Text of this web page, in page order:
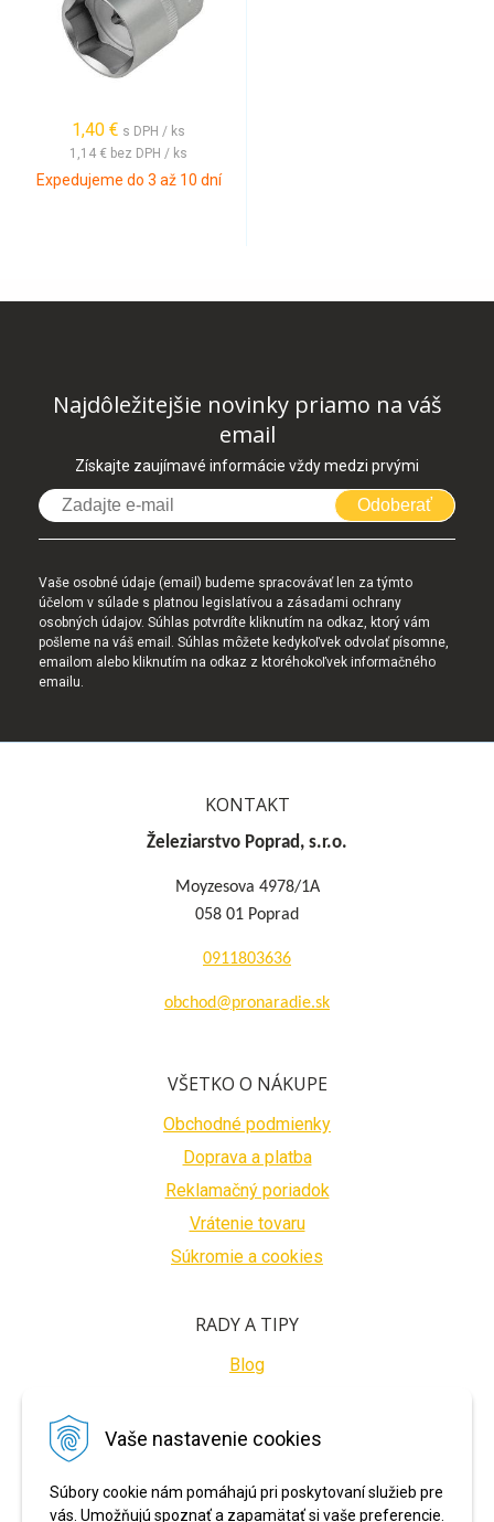
Vaše nastavenie cookies
Súbory cookie nám pomáhajú pri poskytovaní služieb pre
vás. Umožňujú spoznať a zapamätať si vaše preferencie.
1,40 € s DPH / ks
1,14 € bez DPH / ks
Expedujeme do 3 až 10 dní
Najdôležitejšie novinky priamo na váš
email
Získajte zaujímavé informácie vždy medzi prvými
Odoberať
Vaše osobné údaje (email) budeme spracovávať len za týmto
účelom v súlade s platnou legislatívou a zásadami ochrany
osobných údajov. Súhlas potvrdíte kliknutím na odkaz, ktorý vám
pošleme na váš email. Súhlas môžete kedykoľvek odvolať písomne,
emailom alebo kliknutím na odkaz z ktoréhokoľvek informačného
emailu.
KONTAKT
Železiarstvo Poprad, s.r.o.
Moyzesova 4978/1A
058 01 Poprad
0911803636
obchod@pronaradie.sk
VŠETKO O NÁKUPE
Obchodné podmienky
Doprava a platba
Reklamačný poriadok
Vrátenie tovaru
Súkromie a cookies
RADY A TIPY
Blog
BEZPEČNÉ PLATBY